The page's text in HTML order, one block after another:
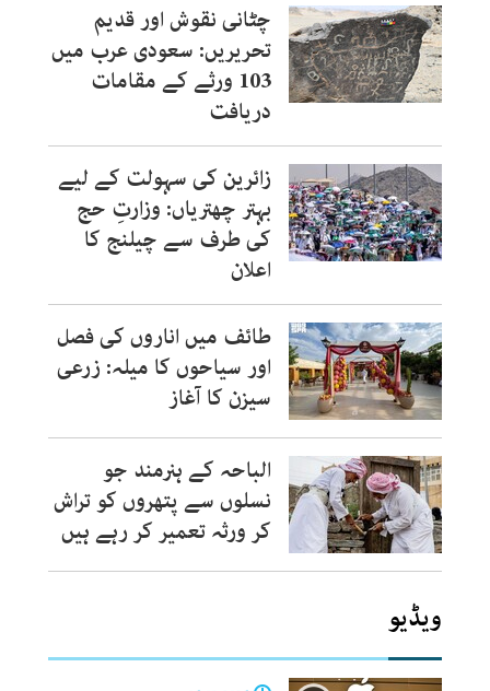
چٹانی نقوش اور قدیم
تحریریں: سعودی عرب میں
103 ورثے کے مقامات
دریافت
زائرین کی سہولت کے لیے
بہتر چھتریاں: وزارتِ حج
کی طرف سے چیلنج کا
اعلان
طائف میں اناروں کی فصل
اور سیاحوں کا میلہ: زرعی
سیزن کا آغاز
الباحہ کے ہنرمند جو
نسلوں سے پتھروں کو تراش
کر ورثہ تعمیر کر رہے ہیں
ویڈیو